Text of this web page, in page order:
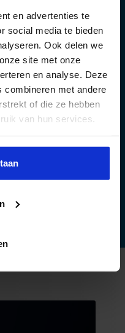
en advertenties te
social media te bieden
Ook delen we
site met onze
en analyse. Deze
combineren met andere
of die ze hebben
van hun services.
op dit
onderstaande